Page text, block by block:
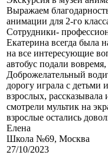
Выражаем
анимации для 2-го
Сотрудники-
Екатерина всегда была
на все интересующие
автобус подали
Доброжелательный
дорогу играла с детьми
взрослых,
смотрели мультик на
взрослые остались
Елена
Школа №69, Москва
27/10/2023